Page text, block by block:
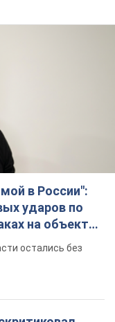
в России":
ударов по
на объекты
остались без